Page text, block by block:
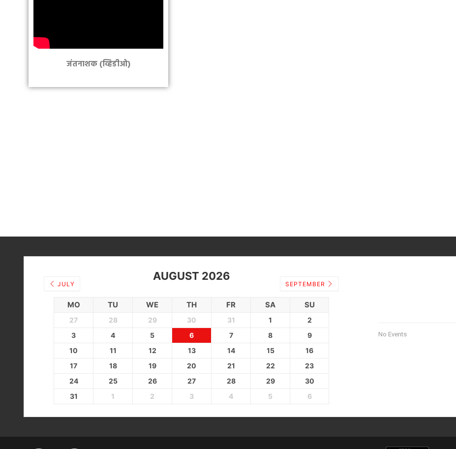
जंतनाशक (व्हिडीओ)
JULY
AUGUST 2026
SEPTEMBER
MO TU WE TH FR SA SU
27 28 29 30 31 1
2
3
4 5 6 7 8
9
10
11 12 13 14 15
16
17
18 19 20 21 22
23
24
25 26 27 28 29
30
31
1 2 3 4 5 6
No Events